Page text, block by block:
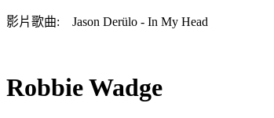
影片歌曲: Jason Derülo - In My Head
Robbie Wadge